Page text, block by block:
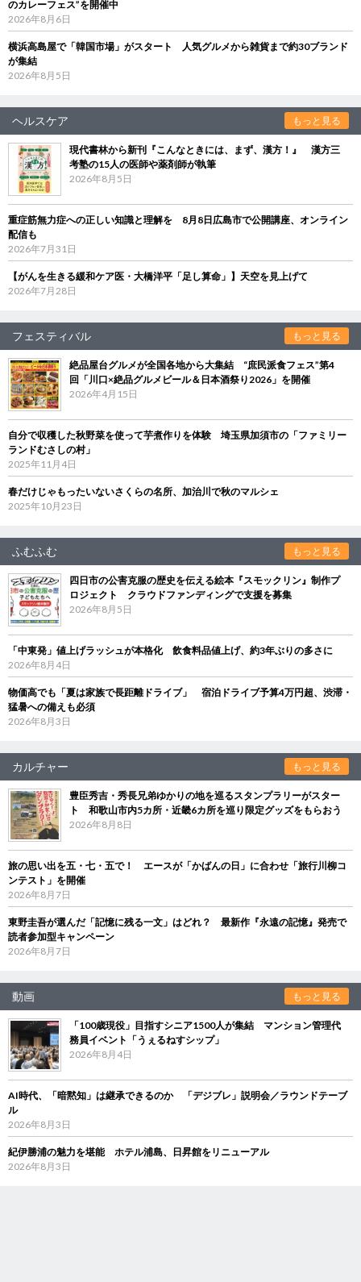
のカレーフェス”を開催中
2026年8月6日
横浜高島屋で「韓国市場」がスタート 人気グルメから雑貨まで約30ブランド
が集結
2026年8月5日
ヘルスケア もっと見る
現代書林から新刊『こんなときには、まず、漢方！』 漢方三
考塾の15人の医師や薬剤師が執筆
2026年8月5日
重症筋無力症への正しい知識と理解を 8月8日広島市で公開講座、オンライン
配信も
2026年7月31日
【がんを生きる緩和ケア医・大橋洋平「足し算命」】天空を見上げて
2026年7月28日
フェスティバル もっと見る
絶品屋台グルメが全国各地から大集結 “庶民派食フェス”第4
回「川口×絶品グルメビール＆日本酒祭り2026」を開催
2026年4月15日
自分で収穫した秋野菜を使って芋煮作りを体験 埼玉県加須市の「ファミリー
ランドむさしの村」
2025年11月4日
春だけじゃもったいないさくらの名所、加治川で秋のマルシェ
2025年10月23日
ふむふむ もっと見る
四日市の公害克服の歴史を伝える絵本『スモックリン』制作プ
ロジェクト クラウドファンディングで支援を募集
2026年8月5日
「中東発」値上げラッシュが本格化 飲食料品値上げ、約3年ぶりの多さに
2026年8月4日
物価高でも「夏は家族で長距離ドライブ」 宿泊ドライブ予算4万円超、渋滞・
猛暑への備えも必須
2026年8月3日
カルチャー もっと見る
豊臣秀吉・秀長兄弟ゆかりの地を巡るスタンプラリーがスター
ト 和歌山市内5カ所・近畿6カ所を巡り限定グッズをもらおう
2026年8月8日
旅の思い出を五・七・五で！ エースが「かばんの日」に合わせ「旅行川柳コ
ンテスト」を開催
2026年8月7日
東野圭吾が選んだ「記憶に残る一文」はどれ？ 最新作『永遠の記憶』発売で
読者参加型キャンペーン
2026年8月7日
動画 もっと見る
「100歳現役」目指すシニア1500人が集結 マンション管理代
務員イベント「うぇるねすシップ」
2026年8月4日
AI時代、「暗黙知」は継承できるのか 「デジブレ」説明会／ラウンドテーブ
ル
2026年8月3日
紀伊勝浦の魅力を堪能 ホテル浦島、日昇館をリニューアル
2026年8月3日